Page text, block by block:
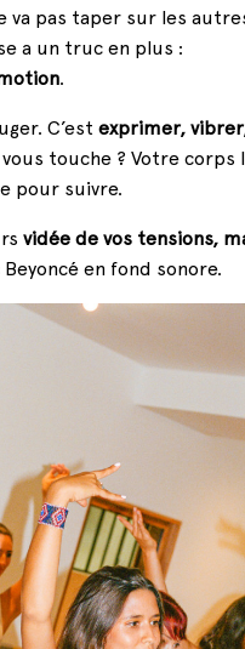
va pas taper sur les
a un truc en plus :
.
C’est exprimer,
touche ? Votre
pour suivre.
vidée de vos tensions,
en fond sonore.